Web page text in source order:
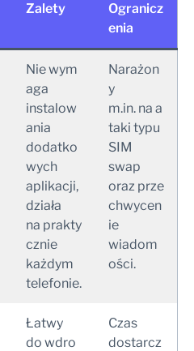
Zalety
Ogranicz
enia
Nie wym
aga
instalow
ania
dodatko
wych
aplikacji,
działa
na prakty
cznie
każdym
telefonie.
Narażon
y
m.in. na a
taki typu
SIM
swap
oraz prze
chwycen
ie
wiadom
ości.
Łatwy
do wdro
Czas
dostarcz